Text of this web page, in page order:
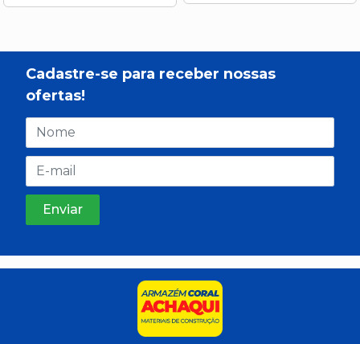
Cadastre-se para receber nossas
ofertas!